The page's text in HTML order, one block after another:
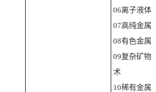
06离子液体
07高纯金属
08有色金属
09复杂矿物
术
10稀有金属